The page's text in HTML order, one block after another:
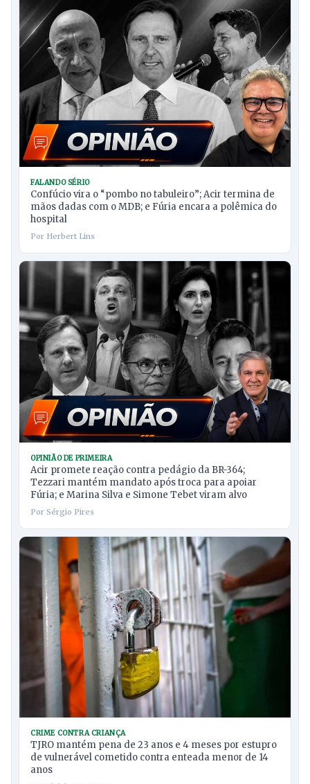
FALANDO SÉRIO
Confúcio vira o “pombo no tabuleiro”; Acir termina de
mãos dadas com o MDB; e Fúria encara a polêmica do
hospital
Por Herbert Lins
OPINIÃO DE PRIMEIRA
Acir promete reação contra pedágio da BR-364;
Tezzari mantém mandato após troca para apoiar
Fúria; e Marina Silva e Simone Tebet viram alvo
Por Sérgio Pires
CRIME CONTRA CRIANÇA
TJRO mantém pena de 23 anos e 4 meses por estupro
de vulnerável cometido contra enteada menor de 14
anos